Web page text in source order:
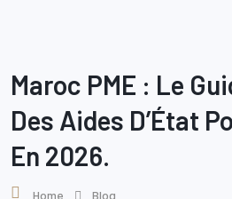
Maroc PME : Le
Des Aides D’État
En 2026.
Home
Blog